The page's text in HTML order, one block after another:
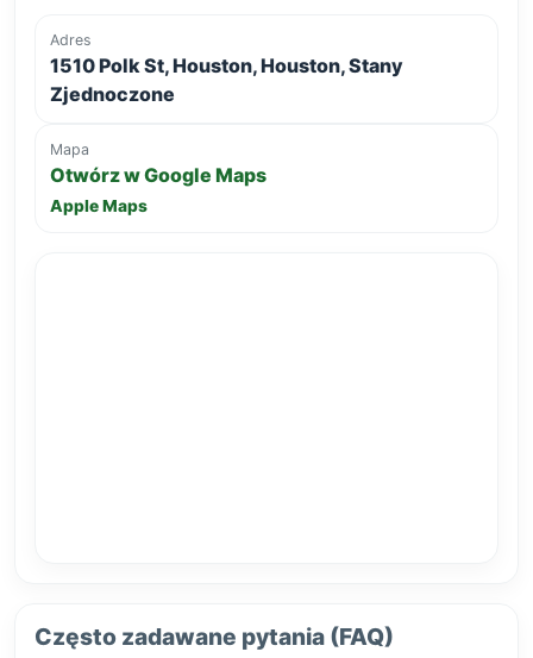
Adres
1510 Polk St, Houston, Houston, Stany
Zjednoczone
Mapa
Otwórz w Google Maps
Apple Maps
Często zadawane pytania (FAQ)